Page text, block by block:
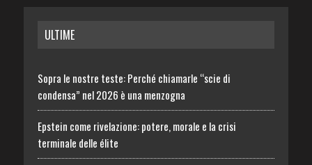
ULTIME
Sopra le nostre teste: Perché chiamarle “scie di
condensa” nel 2026 è una menzogna
Epstein come rivelazione: potere, morale e la crisi
terminale delle élite